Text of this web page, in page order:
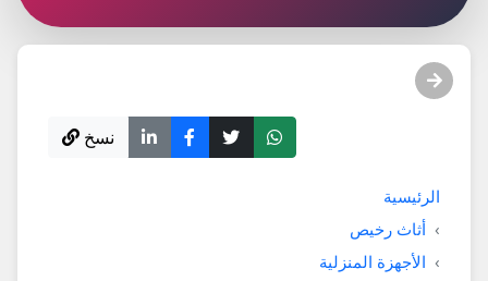
نسخ
الرئيسية
أثاث رخيص
الأجهزة المنزلية